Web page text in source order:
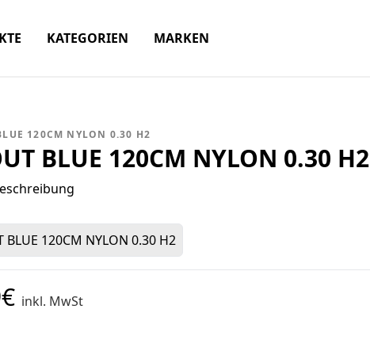
KATEGORIEN MARKEN
120CM NYLON 0.30 H2
BLUE 120CM NYLON 0.30 H2
BLUE 120CM NYLON 0.30 H2
inkl. MwSt